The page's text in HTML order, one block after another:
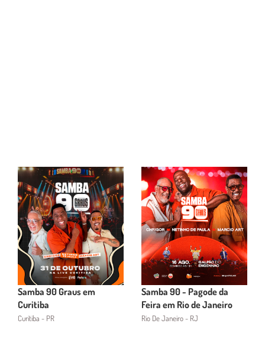
Samba 90 Graus em
Curitiba
Curitiba - PR
Samba 90 - Pagode da
Feira em Rio de Janeiro
Rio De Janeiro - RJ